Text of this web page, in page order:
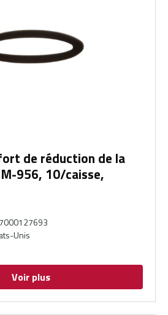
de réduction de la
956, 10/caisse,
7000127693
Unis
Voir plus